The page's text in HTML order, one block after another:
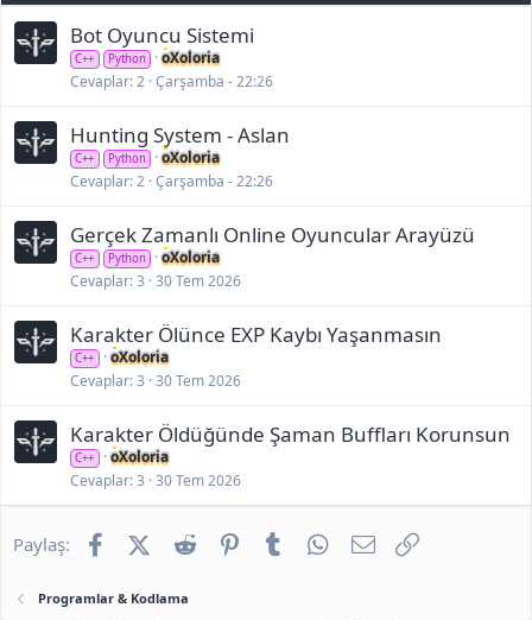
Bot Oyuncu Sistemi
C++ Python
oXoloria
Cevaplar 2 Çarşamba - 22:26
Hunting System - Aslan
C++ Python
oXoloria
Cevaplar 2 Çarşamba - 22:26
Gerçek Zamanlı Online Oyuncular Arayüzü
C++ Python
oXoloria
Cevaplar 3 30 Tem 2026
Karakter Ölünce EXP Kaybı Yaşanmasın
C++
oXoloria
Cevaplar 3 30 Tem 2026
Karakter Öldüğünde Şaman Buffları Korunsun
C++
oXoloria
Cevaplar 3 30 Tem 2026
Paylaş: FacebookX (Twitter)
Reddit PinterestTumblr WhatsApp
E-posta
Programlar & Kodlama